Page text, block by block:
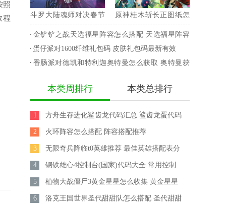
照
程
斗罗大陆魂师对决春节
兑换码 2023最新永久兑
换码
原神桂木斩长正图纸怎
么获得 桂木斩长正图纸
获取攻略
金铲铲之战天选福星阵容怎么搭配 天选福星阵容
攻略
蛋仔派对1600纤维礼包码 皮肤礼包码最新有效
香肠派对德凯和特利迦奥特曼怎么获取 奥特曼获
本类周排行 本类总排行
1 方舟生存进化鲨齿龙代码汇总 鲨齿龙蛋代码
大全
2 火环阵容怎么搭配 阵容搭配推荐
3 无限奇兵降临t0英雄推荐 最佳英雄搭配表分
享
4 钢铁雄心4控制台(国家)代码大全 常用控制
台秘籍汇总
5 植物大战僵尸3黄金星星怎么收集 黄金星星
收集攻略
6 洛克王国世界圣代甜甜队怎么搭配 圣代甜甜